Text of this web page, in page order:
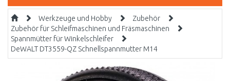
Werkzeuge und Hobby
Zubehör
Zubehör für Schleifmaschinen und Fräsmaschinen
Spannmütter für Winkelschleifer
DeWALT DT3559-QZ Schnellspannmutter M14